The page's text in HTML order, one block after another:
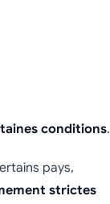
conditions.
pays,
strictes